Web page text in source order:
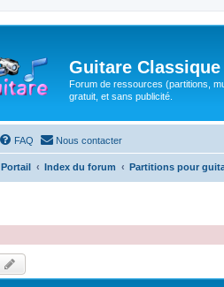
Guitare Classique
Forum de ressources (partitions,
gratuit, et sans publicité.
FAQ Nous contacter
Portail Index du forum Partitions pour